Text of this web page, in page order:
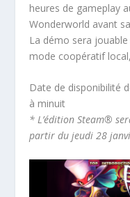
heures de gameplay
Wonderworld avant
La démo sera
mode coopératif
Date de disponibilité
à minuit
* L’édition Steam®
partir du jeudi 28